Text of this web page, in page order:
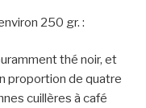
250 gr. :
thé noir, et
proportion de quatre
cuillères à café